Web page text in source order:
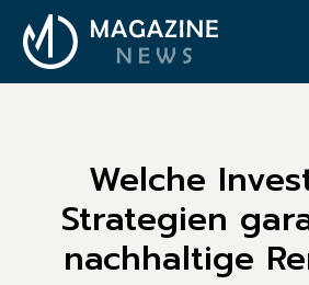
Welche
Strategien
nachhaltige